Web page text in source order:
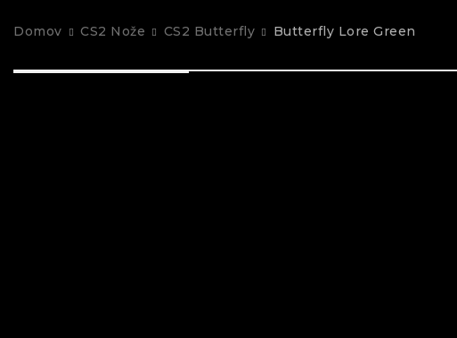
Domov CS2 Nože CS2 Butterfly Butterfly Lore Green